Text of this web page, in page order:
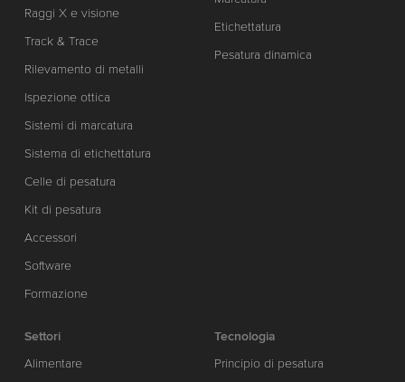
Raggi X e visione
Track & Trace
Rilevamento di metalli
Ispezione ottica
Sistemi di marcatura
Sistema di etichettatura
Celle di pesatura
Kit di pesatura
Accessori
Software
Formazione
Etichettatura
Pesatura dinamica
Settori
Alimentare
Tecnologia
Principio di pesatura